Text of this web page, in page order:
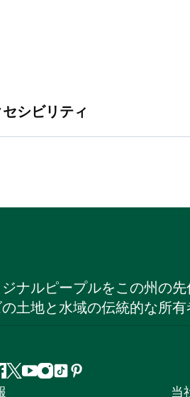
セシビリティ
ナルピープルをこの州の
土地と水域の伝統的な所
ツ ユ イ テ
ピ
当